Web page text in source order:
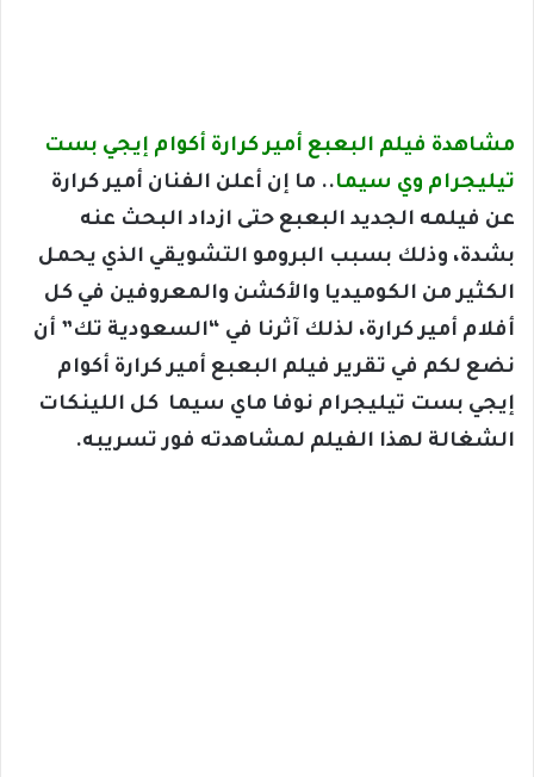
مشاهدة فيلم البعبع أمير كرارة أكوام إيجي بست
تيليجرام وي سيما.. ما إن أعلن الفنان أمير كرارة
عن فيلمه الجديد البعبع حتى ازداد البحث عنه
بشدة، وذلك بسبب البرومو التشويقي الذي يحمل
الكثير من الكوميديا والأكشن والمعروفين في كل
أفلام أمير كرارة، لذلك آثرنا في “السعودية تك” أن
نضع لكم في تقرير فيلم البعبع أمير كرارة أكوام
إيجي بست تيليجرام نوفا ماي سيما كل اللينكات
الشغالة لهذا الفيلم لمشاهدته فور تسريبه.